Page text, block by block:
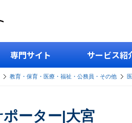
専門サイト サービス紹
教育・保育・医療・福祉・公務員・その他
ーター|大宮